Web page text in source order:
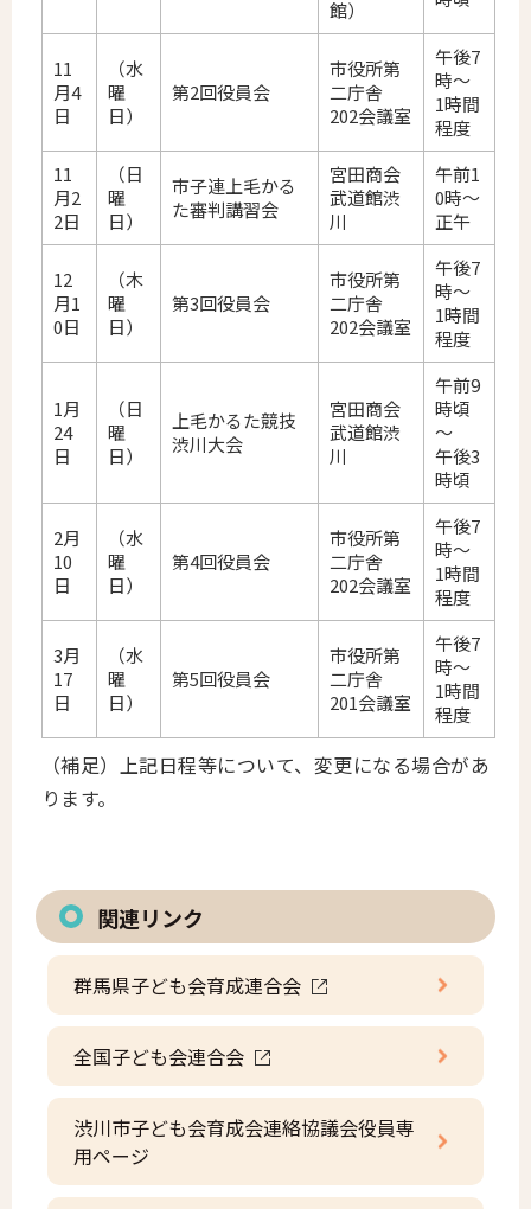
館）
11
月4
日
（水
曜
日）
第2回役員会
市役所第
二庁舎
202会議室
午後7
時～
1時間
程度
11
月2
2日
（日
曜
日）
市子連上毛かる
た審判講習会
宮田商会
武道館渋
川
午前1
0時～
正午
12
月1
0日
（木
曜
日）
第3回役員会
市役所第
二庁舎
202会議室
午後7
時～
1時間
程度
1月
24
日
（日
曜
日）
上毛かるた競技
渋川大会
宮田商会
武道館渋
川
午前9
時頃
～
午後3
時頃
2月
10
日
（水
曜
日）
第4回役員会
市役所第
二庁舎
202会議室
午後7
時～
1時間
程度
3月
17
日
（水
曜
日）
第5回役員会
市役所第
二庁舎
201会議室
午後7
時～
1時間
程度
（補足）上記日程等について、変更になる場合があ
ります。
関連リンク
群馬県子ども会育成連合会
全国子ども会連合会
渋川市子ども会育成会連絡協議会役員専
用ページ